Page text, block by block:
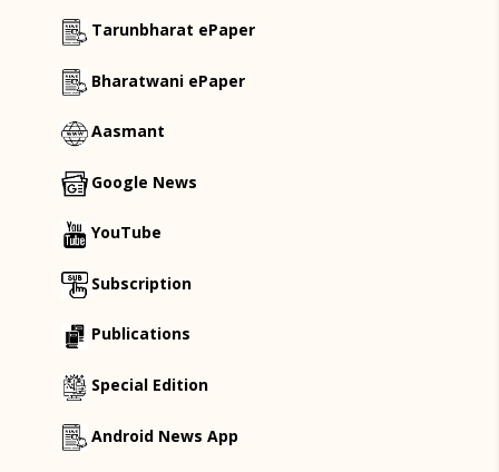
Tarunbharat ePaper
Bharatwani ePaper
Aasmant
Google News
YouTube
Subscription
Publications
Special Edition
Android News App